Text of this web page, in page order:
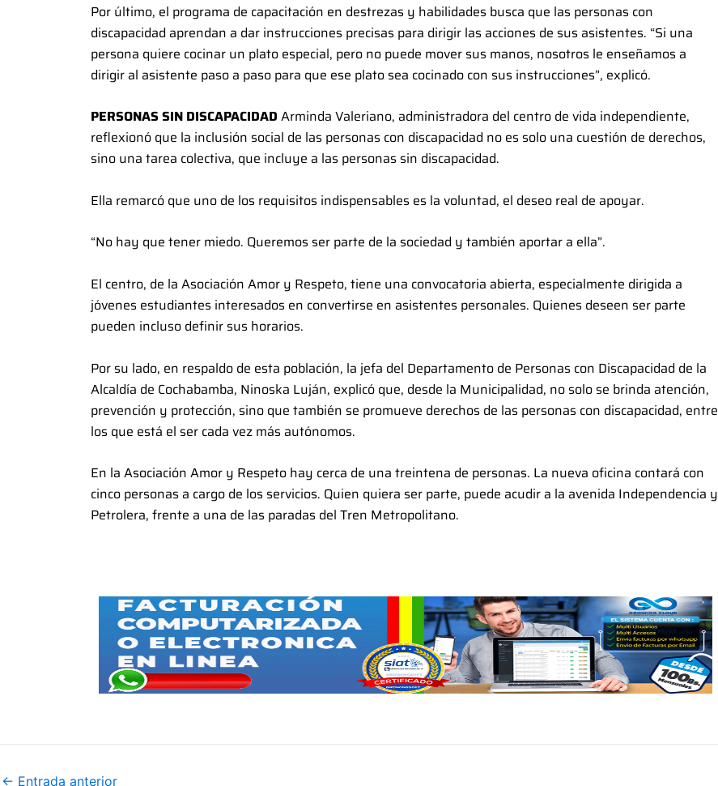
Por último, el programa de capacitación en destrezas y habilidades busca que las personas con
discapacidad aprendan a dar instrucciones precisas para dirigir las acciones de sus asistentes. “Si una
persona quiere cocinar un plato especial, pero no puede mover sus manos, nosotros le enseñamos a
dirigir al asistente paso a paso para que ese plato sea cocinado con sus instrucciones”, explicó.
PERSONAS SIN DISCAPACIDAD Arminda Valeriano, administradora del centro de vida independiente,
reflexionó que la inclusión social de las personas con discapacidad no es solo una cuestión de derechos,
sino una tarea colectiva, que incluye a las personas sin discapacidad.
Ella remarcó que uno de los requisitos indispensables es la voluntad, el deseo real de apoyar.
“No hay que tener miedo. Queremos ser parte de la sociedad y también aportar a ella”.
El centro, de la Asociación Amor y Respeto, tiene una convocatoria abierta, especialmente dirigida a
jóvenes estudiantes interesados en convertirse en asistentes personales. Quienes deseen ser parte
pueden incluso definir sus horarios.
Por su lado, en respaldo de esta población, la jefa del Departamento de Personas con Discapacidad de la
Alcaldía de Cochabamba, Ninoska Luján, explicó que, desde la Municipalidad, no solo se brinda atención,
prevención y protección, sino que también se promueve derechos de las personas con discapacidad, entre
los que está el ser cada vez más autónomos.
En la Asociación Amor y Respeto hay cerca de una treintena de personas. La nueva oficina contará con
cinco personas a cargo de los servicios. Quien quiera ser parte, puede acudir a la avenida Independencia y
Petrolera, frente a una de las paradas del Tren Metropolitano.
← Entrada anterior